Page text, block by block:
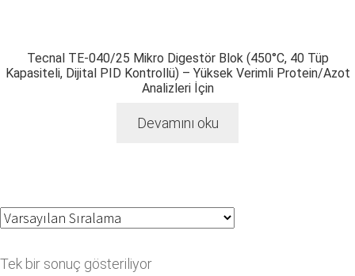
Tecnal TE-040/25 Mikro Digestör Blok (450°C, 40 Tüp
Kapasiteli, Dijital PID Kontrollü) – Yüksek Verimli Protein/Azot
Analizleri İçin
Devamını oku
Tek bir sonuç gösteriliyor